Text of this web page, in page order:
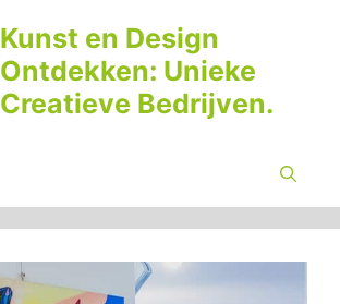
Kunst en Design
Ontdekken: Unieke
Creatieve Bedrijven.